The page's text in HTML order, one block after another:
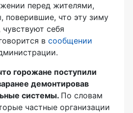
перед жителями,
поверившие, что эту зиму
себя
в сообщении
горожане поступили
демонтировав
системы. По словам
частные организации